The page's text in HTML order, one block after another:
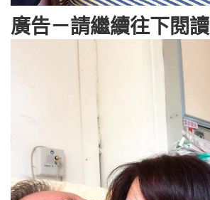
廣告－請繼續往下閱讀